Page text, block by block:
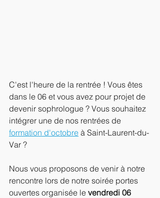
C'est l'heure de la rentrée ! Vous êtes
dans le 06 et vous avez pour projet de
devenir sophrologue ? Vous souhaitez
intégrer une de nos rentrées de
formation d'octobre à Saint-Laurent-du-
Var ?
Nous vous proposons de venir à notre
rencontre lors de notre soirée portes
ouvertes organisée le vendredi 06